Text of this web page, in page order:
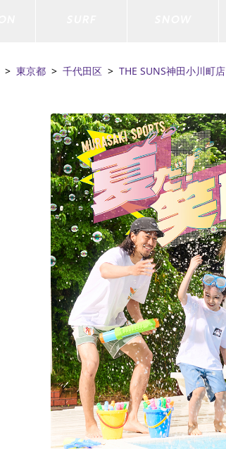
アウター/ジャケット
シューズ
キッズ
ストライダー/バイク/その他
サーフボード
サーフボードメンテナンスグッズ
スキムボード
スノーボード板
スノーボードセット
スノーボードグローブ
スノーボードグッズ
スケートボード
スケートボードグッズ
東京都 千代田区 THE SUNS神田小川町店